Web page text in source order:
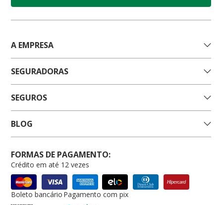
A EMPRESA
SEGURADORAS
SEGUROS
BLOG
FORMAS DE PAGAMENTO:
Crédito em até 12 vezes
Boleto bancário Pagamento com pix